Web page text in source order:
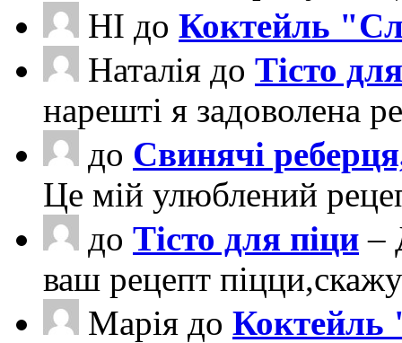
НІ до Коктейль
Наталія до Тісто
нарешті я задоволена
до Свинячі
Це мій улюблений
до Тісто для піци –
ваш рецепт
Марія до Коктейль